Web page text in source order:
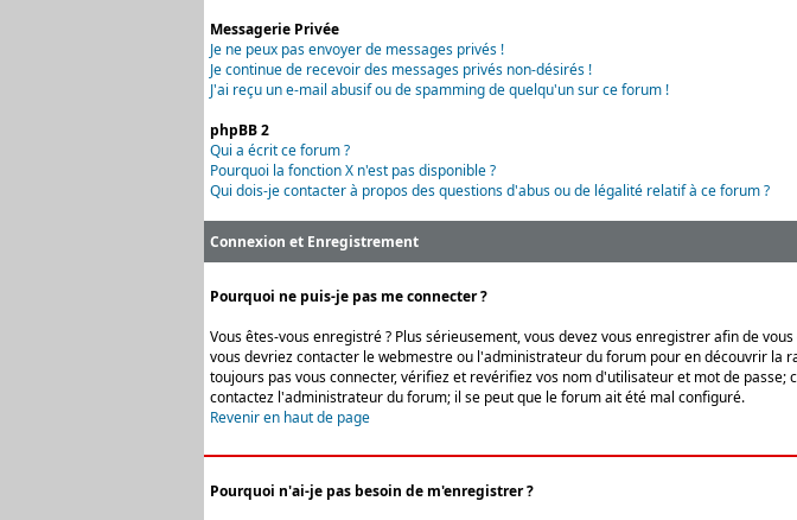
Messagerie Privée
Je ne peux pas envoyer de messages privés !
Je continue de recevoir des messages privés non-désirés !
J'ai reçu un e-mail abusif ou de spamming de quelqu'un sur ce forum !
phpBB 2
Qui a écrit ce forum ?
Pourquoi la fonction X n'est pas disponible ?
Qui dois-je contacter à propos des questions d'abus ou de légalité relatif à ce forum ?
Connexion et Enregistrement
Pourquoi ne puis-je pas me connecter ?
Vous êtes-vous enregistré ? Plus sérieusement, vous devez vous enregistrer afin de
vous devriez contacter le webmestre ou l'administrateur du forum pour en découvrir la
toujours pas vous connecter, vérifiez et revérifiez vos nom d'utilisateur et mot de
contactez l'administrateur du forum; il se peut que le forum ait été mal configuré.
Revenir en haut de page
Pourquoi n'ai-je pas besoin de m'enregistrer ?